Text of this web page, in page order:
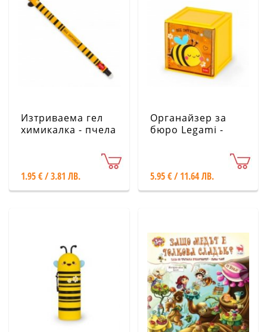
Изтриваема гел
химикалка - пчела
1.95 € / 3.81 ЛВ.
Органайзер за
бюро Legami -
5.95 € / 11.64 ЛВ.